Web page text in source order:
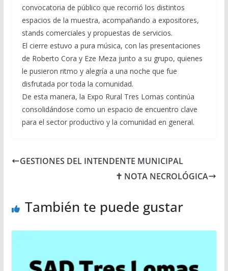
convocatoria de público que recorrió los distintos
espacios de la muestra, acompañando a expositores,
stands comerciales y propuestas de servicios.
El cierre estuvo a pura música, con las presentaciones
de Roberto Cora y Eze Meza junto a su grupo, quienes
le pusieron ritmo y alegría a una noche que fue
disfrutada por toda la comunidad.
De esta manera, la Expo Rural Tres Lomas continúa
consolidándose como un espacio de encuentro clave
para el sector productivo y la comunidad en general.
GESTIONES DEL INTENDENTE MUNICIPAL
✝ NOTA NECROLÓGICA
También te puede gustar